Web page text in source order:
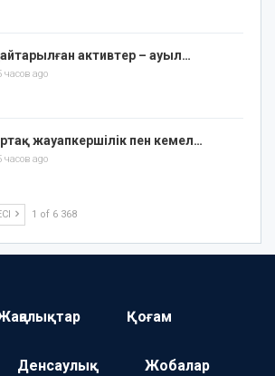
активтер – ауыл…
часов ago
жауапкершілік пен кемел…
часов ago
1 of 6 368
Қоғам
Денсаулық Жобалар